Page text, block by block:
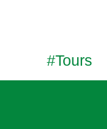
#Tours